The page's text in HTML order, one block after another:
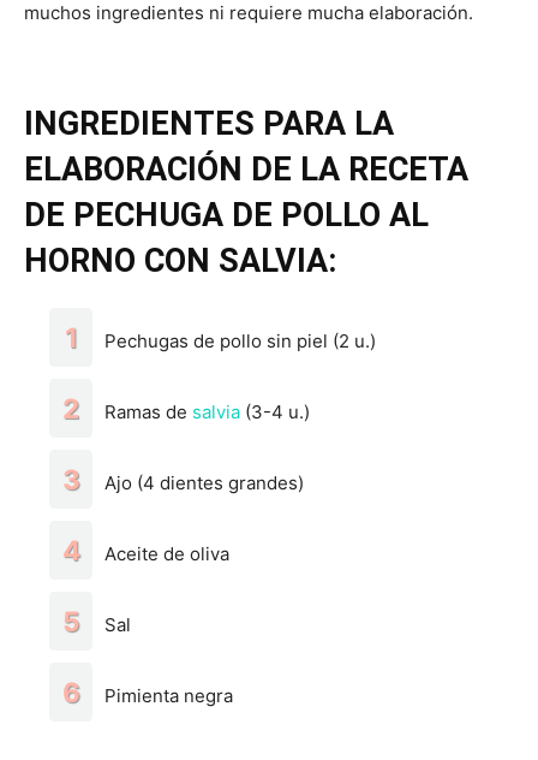
muchos ingredientes ni requiere mucha elaboración.
INGREDIENTES PARA LA
ELABORACIÓN DE LA RECETA
DE PECHUGA DE POLLO AL
HORNO CON SALVIA:
Pechugas de pollo sin piel (2 u.)
Ramas de salvia (3-4 u.)
Ajo (4 dientes grandes)
Aceite de oliva
Sal
Pimienta negra